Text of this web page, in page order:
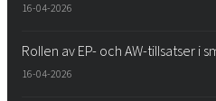
16-04-2026
Rollen av EP- och AW-tillsatser i
16-04-2026